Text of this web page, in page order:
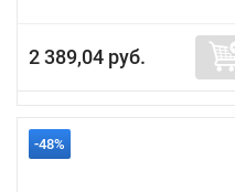
2 389,04 руб.
-48%